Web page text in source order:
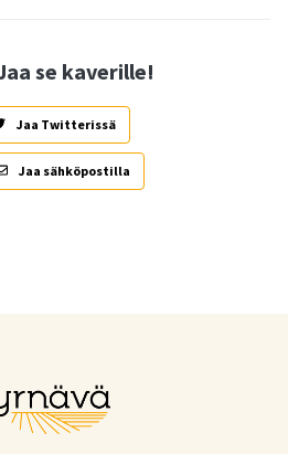
se kaverille!
Jaa Twitterissä
Jaa sähköpostilla